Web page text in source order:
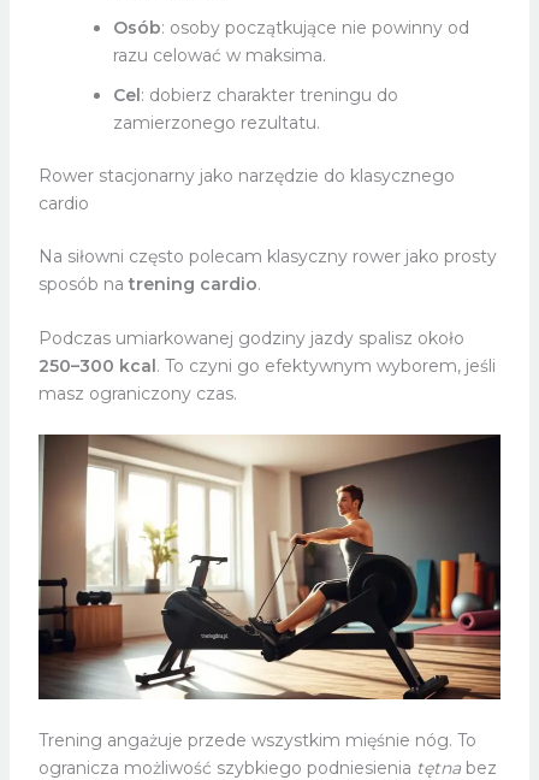
Osób: osoby początkujące nie powinny od
razu celować w maksima.
Cel: dobierz charakter treningu do
zamierzonego rezultatu.
Rower stacjonarny jako narzędzie do klasycznego
cardio
Na siłowni często polecam klasyczny rower jako prosty
sposób natrening cardio.
Podczas umiarkowanej godziny jazdy spalisz około
250–300 kcal. To czyni go efektywnym wyborem, jeśli
masz ograniczony czas.
Trening angażuje przede wszystkim mięśnie nóg. To
ogranicza możliwość szybkiego podniesienia tętnabez